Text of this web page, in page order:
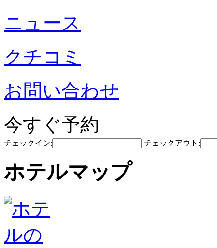
ニュース
クチコミ
お問い合わせ
今すぐ予約
チェックイン: チェックアウト:
ホテルマップ